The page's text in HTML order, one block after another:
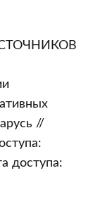
//
доступа: